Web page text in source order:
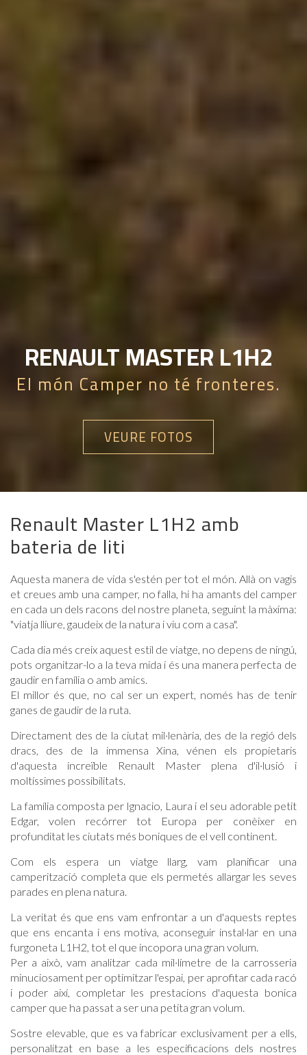
RENAULT MASTER L1H2
El món Camper no té fronteres.
VEURE FOTOS
Renault Master L1H2 amb
bateria de liti
Aquesta manera de vida s'estén per tot el món. Allà on vagis
et creues amb una camper, no falla, hi ha amants del camper
en cada un dels racons del nostre planeta, seguint la màxima:
"viatja lliure, gaudeix de la natura i viu com a casa".
Cada dia més creix aquest estil de viatge, no depens de ningú,
pots organitzar-lo a la teva mida i és una manera perfecta de
gaudir en família o amb amics.
El millor és que, no cal ser un expert, només has de tenir
ganes de gaudir de la ruta.
Directament des de la ciutat mil·lenària, des de la regió dels
dracs, des de la immensa Xina, vénen els propietaris
d'aquesta increïble Renault Master plena d'il·lusió i
moltíssimes possibilitats.
La família composta per Ignacio, Laura i el seu adorable petit
Edgar, volen recórrer tot Europa per conèixer en
profunditat les ciutats més boniques de el vell continent.
Com els espera un viatge llarg, vam planificar una
camperització completa que els permetés allargar les seves
parades en plena natura.
La veritat és que ens vam enfrontar a un d'aquests reptes
que ens encanta i ens motiva, aconseguir instal·lar en una
furgoneta L1H2, tot el que incopora una gran volum.
Per a això, vam analitzar cada mil·límetre de la carrosseria
minuciosament per optimitzar l'espai, per aprofitar cada racó
i poder així, completar les prestacions d'aquesta bonica
camper que ha passat a ser una petita gran volum.
Sostre elevable, que es va fabricar exclusivament per a ells,
personalitzat en base a les especificacions dels nostres